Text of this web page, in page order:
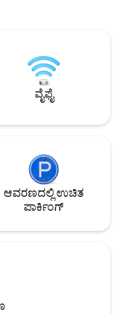
ವೈಫೈ
ಆವರಣದಲ್ಲಿ ಉಚಿತ
ಪಾರ್ಕಿಂಗ್